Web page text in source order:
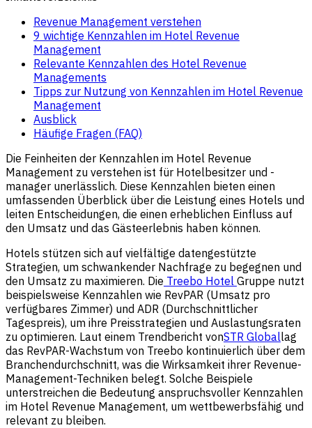
Revenue Management verstehen
9 wichtige Kennzahlen im Hotel Revenue
Management
Relevante Kennzahlen des Hotel Revenue
Managements
Tipps zur Nutzung von Kennzahlen im Hotel Revenue
Management
Ausblick
Häufige Fragen (FAQ)
Die Feinheiten der Kennzahlen im Hotel Revenue
Management zu verstehen ist für Hotelbesitzer und -
manager unerlässlich. Diese Kennzahlen bieten einen
umfassenden Überblick über die Leistung eines Hotels und
leiten Entscheidungen, die einen erheblichen Einfluss auf
den Umsatz und das Gästeerlebnis haben können.
Hotels stützen sich auf vielfältige datengestützte
Strategien, um schwankender Nachfrage zu begegnen und
den Umsatz zu maximieren. Die Treebo Hotel Gruppe nutzt
beispielsweise Kennzahlen wie RevPAR (Umsatz pro
verfügbares Zimmer) und ADR (Durchschnittlicher
Tagespreis), um ihre Preisstrategien und Auslastungsraten
zu optimieren. Laut einem Trendbericht vonSTR Globallag
das RevPAR-Wachstum von Treebo kontinuierlich über dem
Branchendurchschnitt, was die Wirksamkeit ihrer Revenue-
Management-Techniken belegt. Solche Beispiele
unterstreichen die Bedeutung anspruchsvoller Kennzahlen
im Hotel Revenue Management, um wettbewerbsfähig und
relevant zu bleiben.